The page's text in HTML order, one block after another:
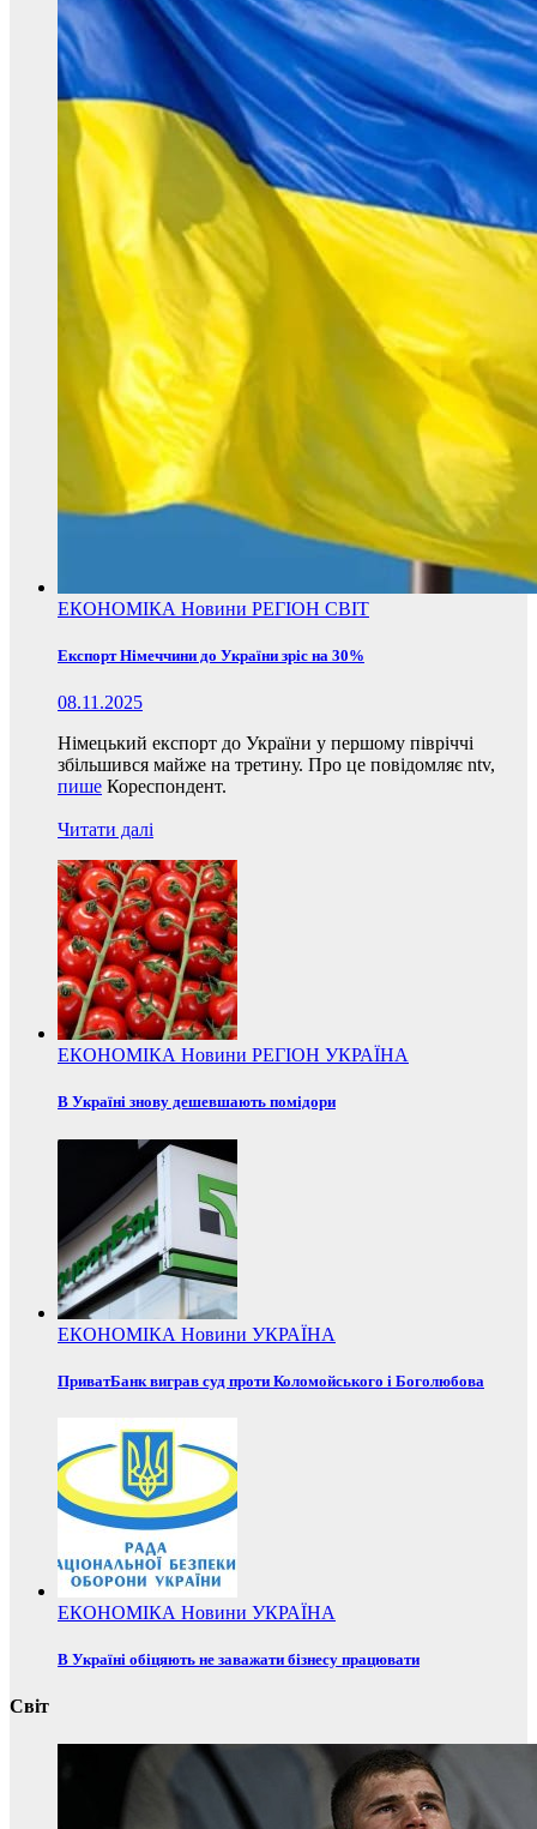
ЕКОНОМІКА Новини РЕГІОН СВІТ
Експорт Німеччини до України зріс на 30%
08.11.2025
Німецький експорт до України у першому півріччі
збільшився майже на третину. Про це повідомляє ntv,
пише Кореспондент.
Читати далі
ЕКОНОМІКА Новини РЕГІОН УКРАЇНА
В Україні знову дешевшають помідори
ЕКОНОМІКА Новини УКРАЇНА
ПриватБанк виграв суд проти Коломойського і Боголюбова
ЕКОНОМІКА Новини УКРАЇНА
В Україні обіцяють не заважати бізнесу працювати
Світ